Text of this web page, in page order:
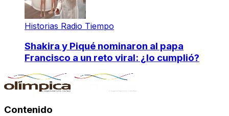
Historias Radio Tiempo
Shakira y Piqué nominaron al papa
Francisco a un reto viral: ¿lo cumplió?
Contenido